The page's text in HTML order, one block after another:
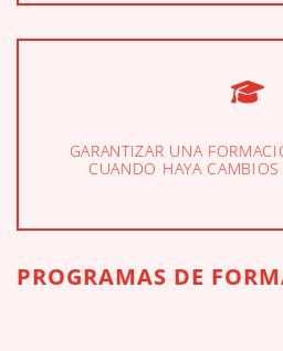
GARANTIZAR UNA
CUANDO HAYA
PROGRAMAS DE